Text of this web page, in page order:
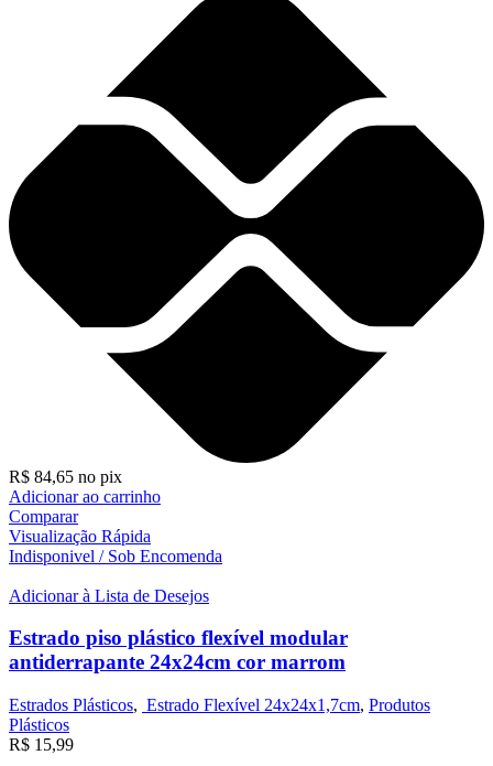
R$ 84,65 no pix
Adicionar ao carrinho
Comparar
Visualização Rápida
Indisponivel / Sob Encomenda
Adicionar à Lista de Desejos
Estrado piso plástico flexível modular
antiderrapante 24x24cm cor marrom
Estrados Plásticos, Estrado Flexível 24x24x1,7cm, Produtos
Plásticos
R$ 15,99